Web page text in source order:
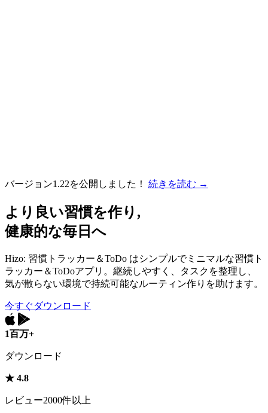
バージョン1.22を公開しました！ 続きを読む →
より良い習慣を作り,
健康的な毎日へ
Hizo: 習慣トラッカー＆ToDo はシンプルでミニマルな習慣ト
ラッカー＆ToDoアプリ。継続しやすく、タスクを整理し、
気が散らない環境で持続可能なルーティン作りを助けます。
今すぐダウンロード
1百万+
ダウンロード
★ 4.8
レビュー2000件以上